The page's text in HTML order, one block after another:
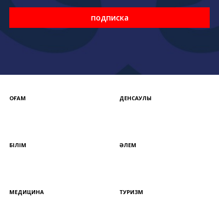
подписка
ҚОҒАМ ДЕНСАУЛЫҚ
БІЛІМ ӘЛЕМ
МЕДИЦИНА ТУРИЗМ